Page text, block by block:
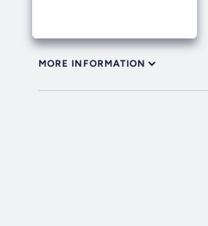
MORE INFORMATION